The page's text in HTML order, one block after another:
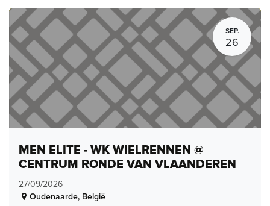
SEP.
26
MEN ELITE - WK WIELRENNEN @
CENTRUM RONDE VAN VLAANDEREN
27/09/2026
Oudenaarde, België